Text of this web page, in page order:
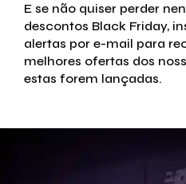
E se não quiser perder
descontos Black Friday,
alertas por e-mail para
melhores ofertas dos
estas forem lançadas.